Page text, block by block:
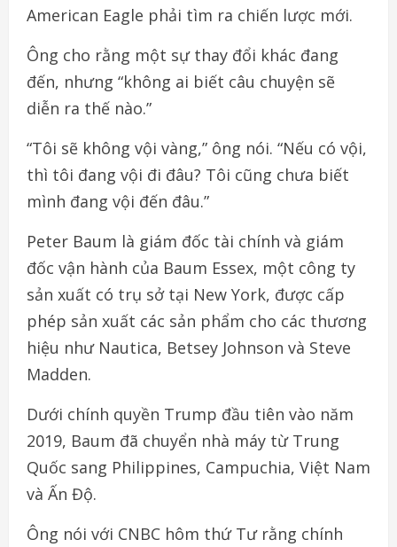
American Eagle phải tìm ra chiến lược mới.
Ông cho rằng một sự thay đổi khác đang
đến, nhưng “không ai biết câu chuyện sẽ
diễn ra thế nào.”
“Tôi sẽ không vội vàng,” ông nói. “Nếu có vội,
thì tôi đang vội đi đâu? Tôi cũng chưa biết
mình đang vội đến đâu.”
Peter Baum là giám đốc tài chính và giám
đốc vận hành của Baum Essex, một công ty
sản xuất có trụ sở tại New York, được cấp
phép sản xuất các sản phẩm cho các thương
hiệu như Nautica, Betsey Johnson và Steve
Madden.
Dưới chính quyền Trump đầu tiên vào năm
2019, Baum đã chuyển nhà máy từ Trung
Quốc sang Philippines, Campuchia, Việt Nam
và Ấn Độ.
Ông nói với CNBC hôm thứ Tư rằng chính